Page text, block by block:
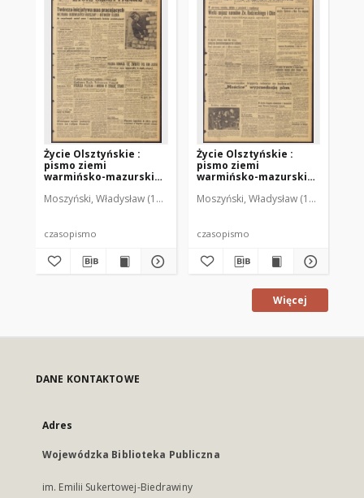
Życie Olsztyńskie :
pismo ziemi
warmińsko-mazurskiej,
Moszyński, Władysław (1922-2001). Red. Mroczkowski, Włodzimierz
czasopismo
Życie Olsztyńskie :
pismo ziemi
warmińsko-mazurskiej,
Moszyński, Władysław (1922-2001).
czasopismo
Więcej
DANE KONTAKTOWE
Adres
Wojewódzka Biblioteka Publiczna
im. Emilii Sukertowej-Biedrawiny